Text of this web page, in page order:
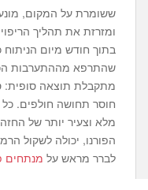
ששומרת על המקום,
ומזרזת את תהליך
בתוך חודש מיום
שהתרפא מההתערבות
מתקבלת תוצאה סופית:
חוסר תחושה חולפים.
מלא וצעיר יותר של
הפורנו, יכולה לשקול
לברר מראש על מנתחים